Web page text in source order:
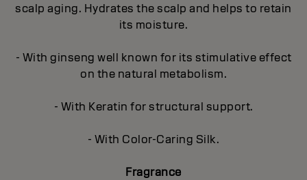
scalp aging. Hydrates the scalp and helps to retain
its moisture.
- With ginseng well known for its stimulative effect
on the natural metabolism.
- With Keratin for structural support.
- With Color-Caring Silk.
Fragrance